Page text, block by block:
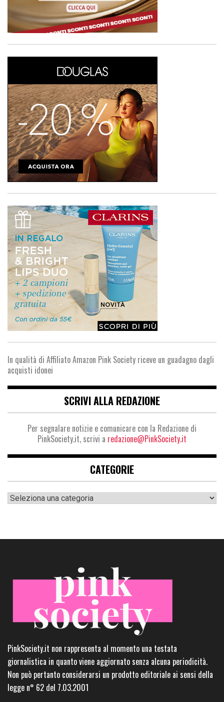
In qualità di Affiliato Amazon Pink Society riceve un guadagno dagli
acquisti idonei
SCRIVI ALLA REDAZIONE
Per segnalare notizie e comunicare con la Redazione di
PinkSociety.it, scrivi a redazione@PinkSociety.it
CATEGORIE
Categorie
PinkSociety.it non rappresenta al momento una testata
giornalistica in quanto viene aggiornato senza alcuna periodicità.
Non può pertanto considerarsi un prodotto editoriale ai sensi della
legge n° 62 del 7.03.2001